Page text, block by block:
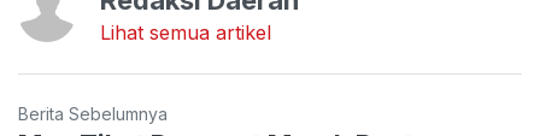
Lihat semua artikel
Berita Sebelumnya